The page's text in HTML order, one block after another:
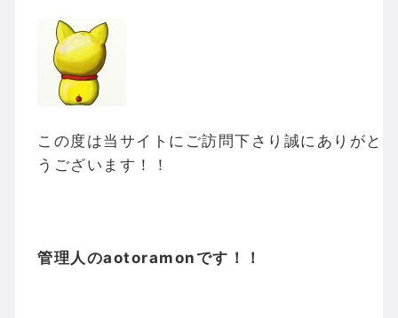
この度は当サイトにご訪問下さり誠にありがと
うございます！！
管理人のaotoramonです！！